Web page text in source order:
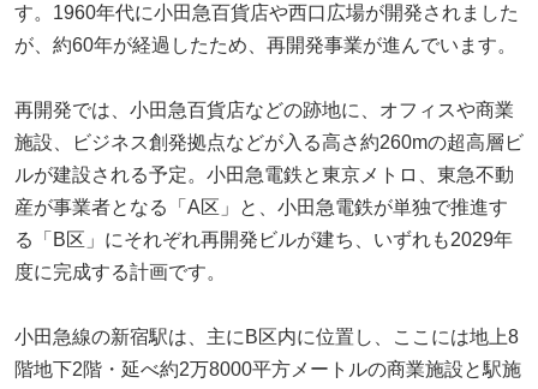
す。1960年代に小田急百貨店や西口広場が開発されました
が、約60年が経過したため、再開発事業が進んでいます。
再開発では、小田急百貨店などの跡地に、オフィスや商業
施設、ビジネス創発拠点などが入る高さ約260mの超高層ビ
ルが建設される予定。小田急電鉄と東京メトロ、東急不動
産が事業者となる「A区」と、小田急電鉄が単独で推進す
る「B区」にそれぞれ再開発ビルが建ち、いずれも2029年
度に完成する計画です。
小田急線の新宿駅は、主にB区内に位置し、ここには地上8
階地下2階・延べ約2万8000平方メートルの商業施設と駅施